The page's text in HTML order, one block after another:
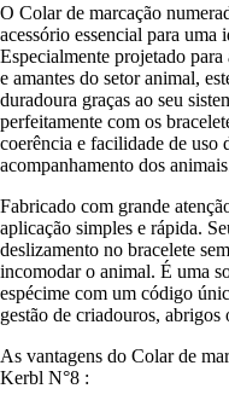
O Colar de marcação
acessório essencial para uma
Especialmente projetado para
e amantes do setor animal,
duradoura graças ao seu
perfeitamente com os
coerência e facilidade de uso
acompanhamento dos
Fabricado com grande
aplicação simples e rápida.
deslizamento no bracelete
incomodar o animal. É uma
espécime com um código
gestão de criadouros, abrigos
As vantagens do Colar de
Kerbl N°8 :